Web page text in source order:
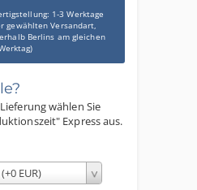
1-3 Werktage
gewählten Versandart,
Berlins am gleichen
wählen Sie
Express aus.
EUR)